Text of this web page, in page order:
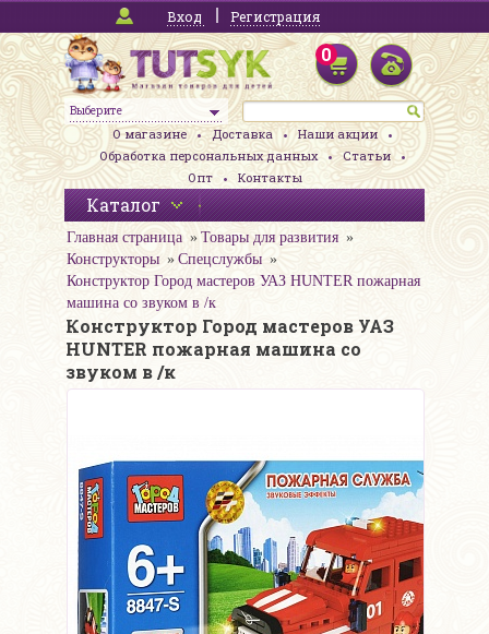
Вход Регистрация
Выберите
0
О магазине Доставка
Наши акции
Обработка персональных данных
Статьи
Опт
Контакты
Каталог
Главная страница
Товары для развития
Конструкторы
Спецслужбы
Конструктор Город мастеров УАЗ HUNTER пожарная
машина со звуком в /к
Конструктор Город мастеров УАЗ
HUNTER пожарная машина со
звуком в /к